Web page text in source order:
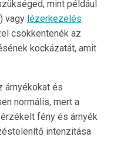
mint például
vagy lézerkezelés
csökkentenék az
kockázatát, amit
árnyékokat és
normális, mert a
fény és árnyék
intenzitása